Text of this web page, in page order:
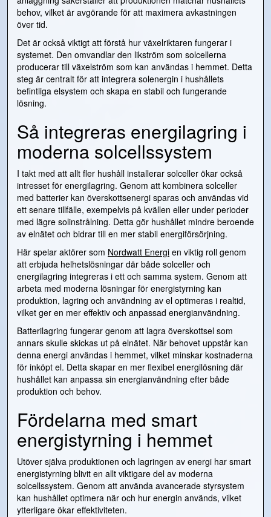
behov, vilket är avgörande för att maximera avkastningen
över tid.
Det är också viktigt att förstå hur växelriktaren fungerar i
systemet. Den omvandlar den likström som solcellerna
producerar till växelström som kan användas i hemmet. Detta
steg är centralt för att integrera solenergin i hushållets
befintliga elsystem och skapa en stabil och fungerande
lösning.
Så integreras energilagring i
moderna solcellssystem
I takt med att allt fler hushåll installerar solceller ökar också
intresset för energilagring. Genom att kombinera solceller
med batterier kan överskottsenergi sparas och användas vid
ett senare tillfälle, exempelvis på kvällen eller under perioder
med lägre solinstrålning. Detta gör hushållet mindre beroende
av elnätet och bidrar till en mer stabil energiförsörjning.
Här spelar aktörer som Nordwatt Energi en viktig roll genom
att erbjuda helhetslösningar där både solceller och
energilagring integreras i ett och samma system. Genom att
arbeta med moderna lösningar för energistyrning kan
produktion, lagring och användning av el optimeras i realtid,
vilket ger en mer effektiv och anpassad energianvändning.
Batterilagring fungerar genom att lagra överskottsel som
annars skulle skickas ut på elnätet. När behovet uppstår kan
denna energi användas i hemmet, vilket minskar kostnaderna
för inköpt el. Detta skapar en mer flexibel energilösning där
hushållet kan anpassa sin energianvändning efter både
produktion och behov.
Fördelarna med smart
energistyrning i hemmet
Utöver själva produktionen och lagringen av energi har smart
energistyrning blivit en allt viktigare del av moderna
solcellssystem. Genom att använda avancerade styrsystem
kan hushållet optimera när och hur energin används, vilket
ytterligare ökar effektiviteten.